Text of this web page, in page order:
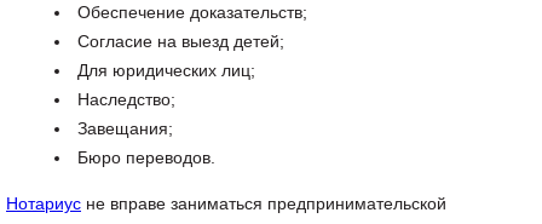
Обеспечение доказательств;
Согласие на выезд детей;
Для юридических лиц;
Наследство;
Завещания;
Бюро переводов.
Нотариус не вправе заниматься предпринимательской